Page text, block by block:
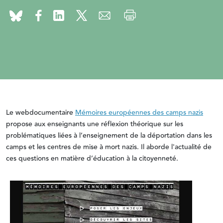
Le webdocumentaireMémoires européennes des camps nazis
propose aux enseignants une réflexion théorique sur les
problématiques liées à l’enseignement de la déportation dans les
camps et les centres de mise à mort nazis. Il aborde l'actualité de
ces questions en matière d’éducation à la citoyenneté.